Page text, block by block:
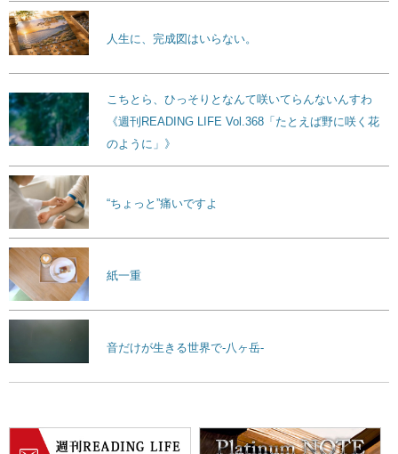
人生に、完成図はいらない。
こちとら、ひっそりとなんて咲いてらんないんすわ
《週刊READING LIFE Vol.368「たとえば野に咲く花
のように」》
“ちょっと”痛いですよ
紙一重
音だけが生きる世界で-八ヶ岳-